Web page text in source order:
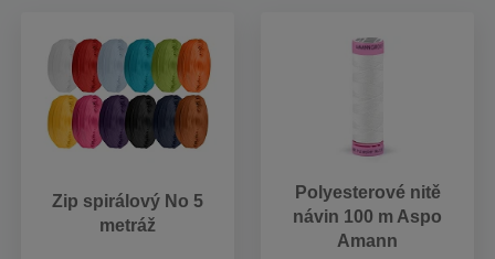
Zip spirálový No 5
metráž
Polyesterové nitě
návin 100 m Aspo
Amann